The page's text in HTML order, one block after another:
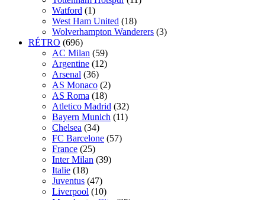
Watford (1)
West Ham United (18)
Wolverhampton Wanderers (3)
RÉTRO (696)
AC Milan (59)
Argentine (12)
Arsenal (36)
AS Monaco (2)
AS Roma (18)
Atletico Madrid (32)
Bayern Munich (11)
Chelsea (34)
FC Barcelone (57)
France (25)
Inter Milan (39)
Italie (18)
Juventus (47)
Liverpool (10)